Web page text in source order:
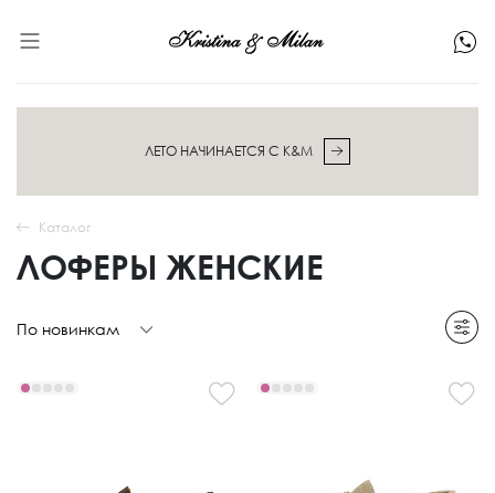
ЛЕТО НАЧИНАЕТСЯ С K&M
Каталог
ЛОФЕРЫ ЖЕНСКИЕ
По новинкам